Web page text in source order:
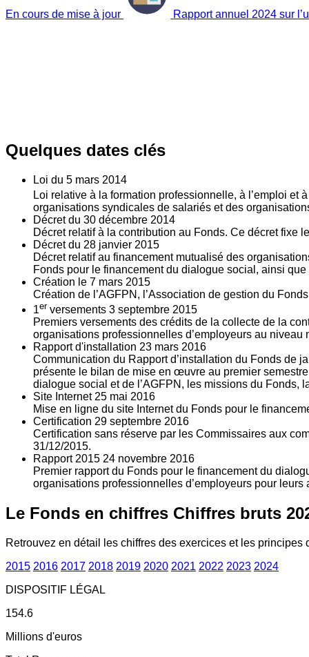
En cours de mise à jour Rapport annuel 2024 sur
Quelques dates clés
Loi du 5 mars 2014
Loi relative à la formation professionnelle, à l’emploi et
organisations syndicales de salariés et des
Décret du 30 décembre 2014
Décret relatif à la contribution au Fonds. Ce décret fixe
Décret du 28 janvier 2015
Décret relatif au financement mutualisé des
Fonds pour le financement du dialogue social, ainsi
Création le 7 mars 2015
Création de l’AGFPN, l’Association de gestion du
1er versements 3 septembre 2015
Premiers versements des crédits de la collecte de la
organisations professionnelles d’employeurs au
Rapport d'installation 23 mars 2016
Communication du Rapport d’installation du Fonds de
présente le bilan de mise en œuvre au premier
dialogue social et de l’AGFPN, les missions du Fonds,
Site Internet 25 mai 2016
Mise en ligne du site Internet du Fonds pour le
Certification 29 septembre 2016
Certification sans réserve par les Commissaires aux
31/12/2015.
Rapport 2015 24 novembre 2016
Premier rapport du Fonds pour le financement du
organisations professionnelles d’employeurs pour
Le Fonds en chiffres Chiffres bruts
Retrouvez en détail les chiffres des exercices et les principes
2015 2016 2017 2018 2019 2020 2021 2022 2023 2024
DISPOSITIF LÉGAL
154.6
Millions d'euros